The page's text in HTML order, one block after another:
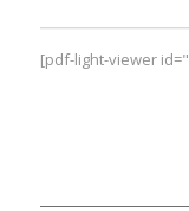
[pdf-light-viewer